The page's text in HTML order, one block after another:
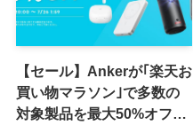
【セール】Ankerが｢楽天お
買い物マラソン｣で多数の
対象製品を最大50%オフで